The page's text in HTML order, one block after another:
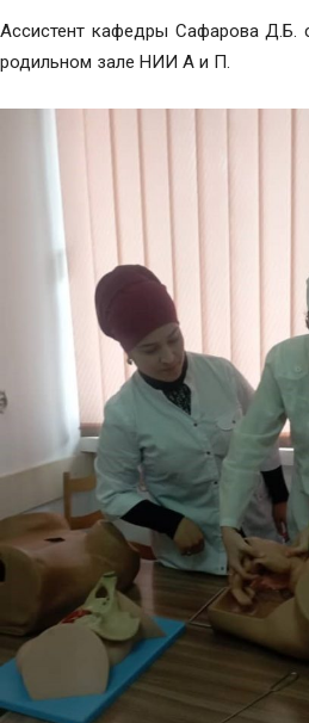
Ассистент кафедры Сафарова Д.Б.
родильном зале НИИ А и П.